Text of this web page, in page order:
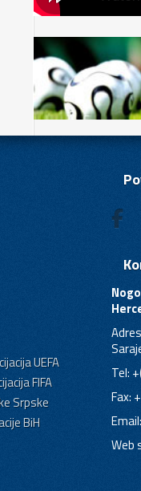
UEFA
FIFA
Srpske
BiH
Tel:
Fax:
Email:
Web